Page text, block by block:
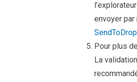
envoyer
Pour plus
La